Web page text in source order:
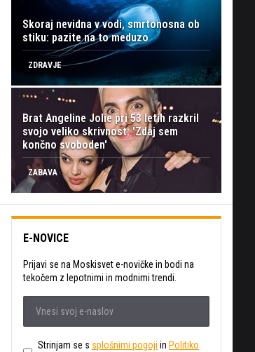
Skoraj nevidna v vodi, smrtonosna ob
stiku: pazite na to meduzo
ZDRAVJE
Brat Angeline Jolie pri 53 letih razkril
svojo veliko skrivnost: 'Zdaj sem
končno svoboden'
ZABAVA
E-NOVICE
Prijavi se na Moskisvet e-novičke in bodi na
tekočem z lepotnimi in modnimi trendi.
Strinjam se s splošnimi pogoji in Politiko